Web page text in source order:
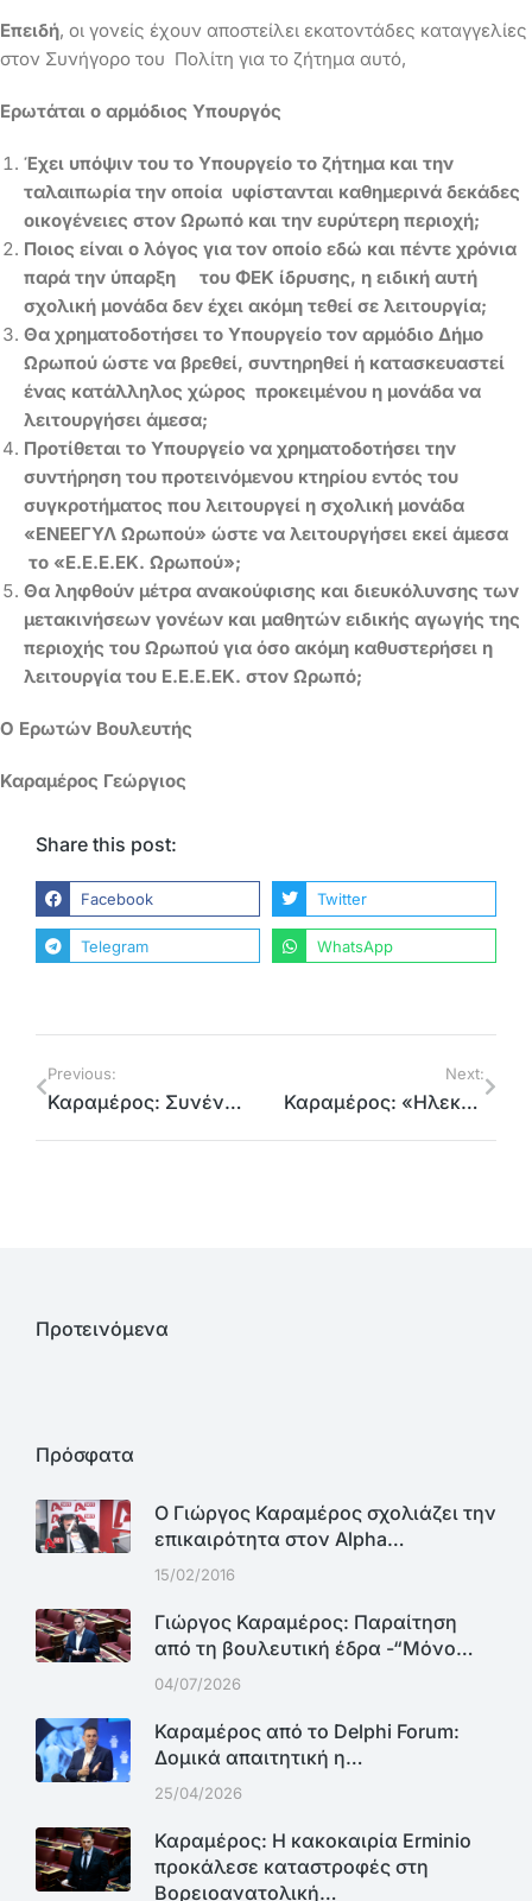
Επειδή, οι γονείς έχουν αποστείλει εκατοντάδες καταγγελίες
στον Συνήγορο του Πολίτη για το ζήτημα αυτό,
Ερωτάται ο αρμόδιος Υπουργός
Έχει υπόψιν του το Υπουργείο το ζήτημα και την
ταλαιπωρία την οποία υφίστανται καθημερινά δεκάδες
οικογένειες στον Ωρωπό και την ευρύτερη περιοχή;
Ποιος είναι ο λόγος για τον οποίο εδώ και πέντε χρόνια
παρά την ύπαρξη του ΦΕΚ ίδρυσης, η ειδική αυτή
σχολική μονάδα δεν έχει ακόμη τεθεί σε λειτουργία;
Θα χρηματοδοτήσει το Υπουργείο τον αρμόδιο Δήμο
Ωρωπού ώστε να βρεθεί, συντηρηθεί ή κατασκευαστεί
ένας κατάλληλος χώρος προκειμένου η μονάδα να
λειτουργήσει άμεσα;
Προτίθεται το Υπουργείο να χρηματοδοτήσει την
συντήρηση του προτεινόμενου κτηρίου εντός του
συγκροτήματος που λειτουργεί η σχολική μονάδα
«ΕΝΕΕΓΥΛ Ωρωπού» ώστε να λειτουργήσει εκεί άμεσα
το «Ε.Ε.Ε.ΕΚ. Ωρωπού»;
Θα ληφθούν μέτρα ανακούφισης και διευκόλυνσης των
μετακινήσεων γονέων και μαθητών ειδικής αγωγής της
περιοχής του Ωρωπού για όσο ακόμη καθυστερήσει η
λειτουργία του Ε.Ε.Ε.ΕΚ. στον Ωρωπό;
Ο Ερωτών Βουλευτής
Καραμέρος Γεώργιος
Share this post:
Facebook Twitter
Telegram WhatsApp
Previous:
Καραμέρος: Συνέντευξη στον Ανδρέα Παπαδόπουλο και την εφημερίδα “Παραπολιτικά”
Next:
Καραμέρος: «Ηλεκτρονικές απάτες αδειάζουν λογαριασμούς πολιτών – Ευθύνη της κυβέρνησης οι καθυστερήσεις στην κυβερνοασφάλεια»
Προτεινόμενα
Πρόσφατα
Ο Γιώργος Καραμέρος σχολιάζει την
επικαιρότητα στον Alpha…
15/02/2016
Γιώργος Καραμέρος: Παραίτηση
από τη βουλευτική έδρα -“Μόνο…
04/07/2026
Καραμέρος από το Delphi Forum:
Δομικά απαιτητική η…
25/04/2026
Καραμέρος: Η κακοκαιρία Erminio
προκάλεσε καταστροφές στη
Βορειοανατολική…